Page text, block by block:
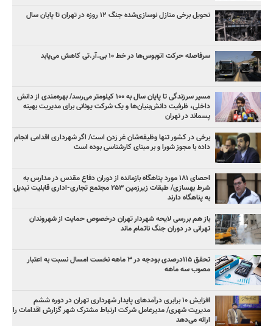
تحویل برخی منازل نوسازی‌شده جنگ ۱۲ روزه در تهران تا پایان سال
سرفاصله حرکت اتوبوس‌ها در خط ۱۰ بی‌.آر.تی کاهش می‌یابد
مسیر سرزندگی تا پایان سال به ۱۰۰ کیلومتر می‌رسد/ بهره‌مندی از دانش
داخلی، ظرفیت دانش‌بنیان‌ها و یک شرکت یونانی برای مدیریت بهینه
پسماند در تهران
برخی در کشور تنها وظیفه‌شان غر زدن است/ اگر شهرداری اقدامی انجام
داده با مجوز شورا و بر مبنای کارشناسی بوده است
احصای ۱۸۱ مورد پناهگاه بازمانده از دوران دفاع مقدس در مدارس به
شرط بهسازی/ طبقات زیرزمین ۲۵۳ مجتمع تجاری-اداری قابلیت تبدیل
به پناهگاه دارند
باز هم بررسی لایحه شهردار تهران درخصوص حمایت از شهروندان
تهرانی در دوران جنگ ناتمام ماند
تحقق ۱۱۵درصدی بودجه در ۳ ماهه نخست امسال نسبت به اعتبار
مصوب سه ماهه
افزایش ۱۰ برابری درآمدهای پایدار شهرداری تهران در دوره ششم
مدیریت شهری/ مدیرعامل شرکت ارتباط مشترک شهر گزارش اقدامات را
ارائه می‌دهد